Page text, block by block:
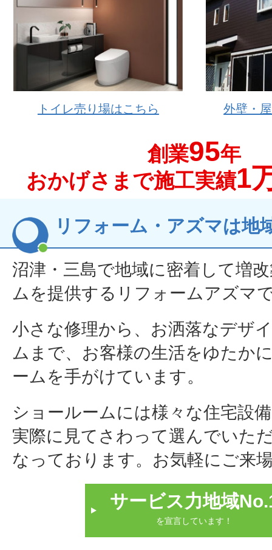
トイレ売り場はこちら 外壁・
創業95年
おかげさまで施工実績1
リフォーム・アズマは地
沼津・三島で地域に密着して増
ムを提供するリフォームアズマ
小さな修理から、お洒落なデザ
ムまで、お客様の生活をゆたか
ームを手がけています。
ショールームには様々な住宅設
実際に見てさわって選んでいた
なっております。お気軽にご来
サービス力地域
を宣言しています！